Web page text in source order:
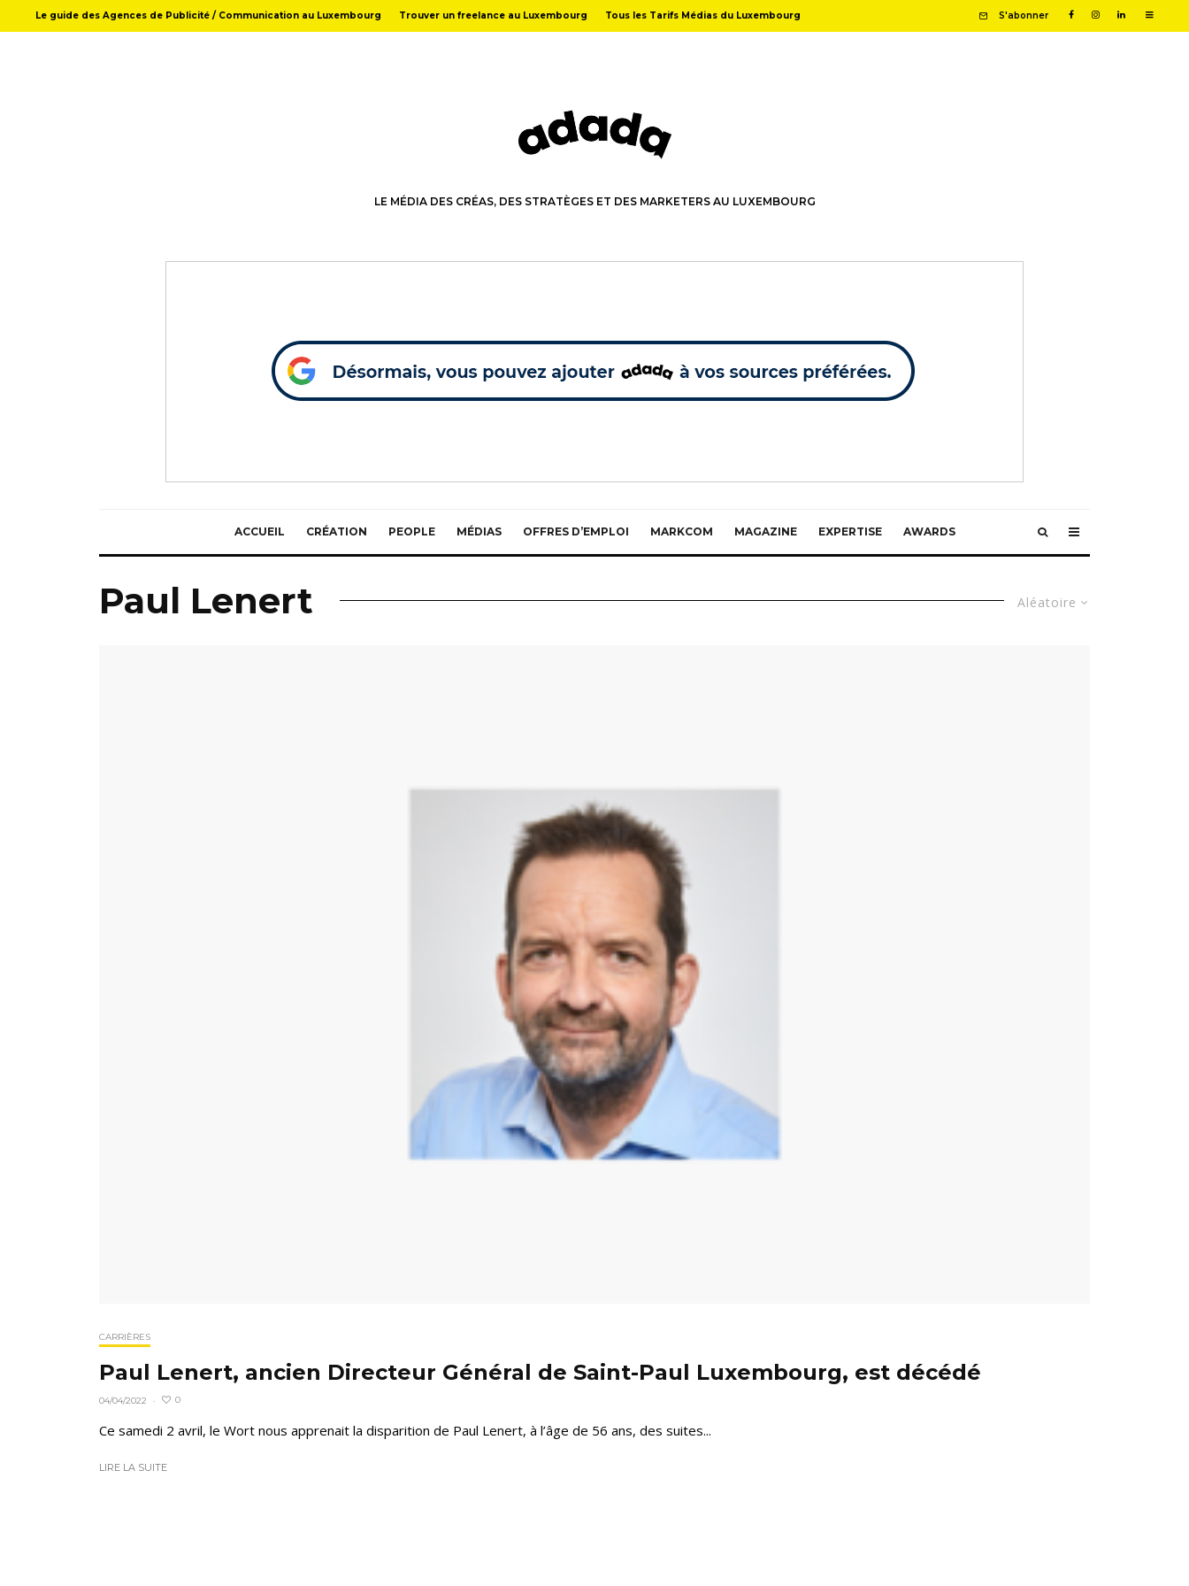
Le guide des Agences de Publicité / Communication au Luxembourg Trouver un freelance au Luxembourg Tous les Tarifs Médias du Luxembourg S'abonner
LE MÉDIA DES CRÉAS, DES STRATÈGES ET DES MARKETERS AU LUXEMBOURG
ACCUEIL CRÉATION PEOPLE MÉDIAS OFFRES D’EMPLOI MARKCOM MAGAZINE EXPERTISE AWARDS
Aléatoire
Paul Lenert
CARRIÈRES
Paul Lenert, ancien Directeur Général de Saint-Paul Luxembourg, est décédé
04/04/2022 · 0
Ce samedi 2 avril, le Wort nous apprenait la disparition de Paul Lenert, à l’âge de 56 ans, des suites...
LIRE LA SUITE